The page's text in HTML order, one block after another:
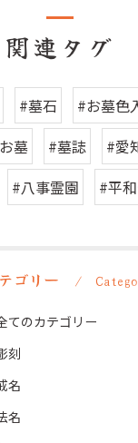
関連タグ
#墓石 #お墓色
墓 #墓誌 #愛
#八事霊園 #平
ゴリー
てのカテゴリー
刻
名
名